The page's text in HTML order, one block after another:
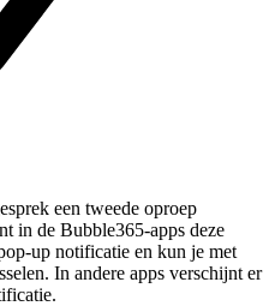
een tweede oproep
in de Bubble365-apps deze
up notificatie en kun je met
In andere apps verschijnt er